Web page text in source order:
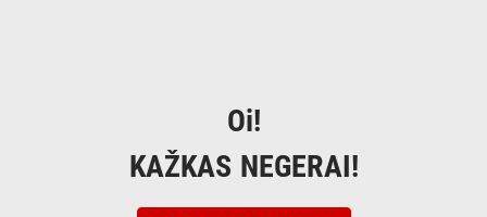
Oi!
KAŽKAS NEGERAI!